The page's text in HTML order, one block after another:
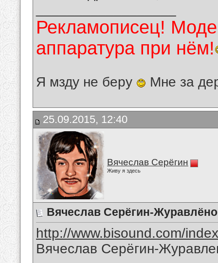
Рекламописец!
аппаратура при нём!
Я мзду не беру Мне за
25.09.2015, 12:40
Вячеслав Серёгин
Живу я здесь
Вячеслав Серёгин-
http://www.bisound.com/
Вячеслав Серёгин-